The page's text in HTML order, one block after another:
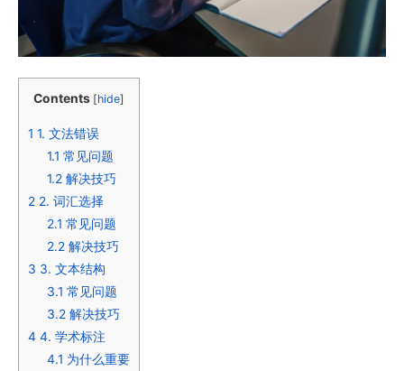
Contents [hide]
1 1. 文法错误
1.1 常见问题
1.2解决技巧
2 2. 词汇选择
2.1 常见问题
2.2解决技巧
3 3. 文本结构
3.1 常见问题
3.2解决技巧
4 4. 学术标注
4.1 为什么重要